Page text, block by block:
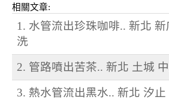
相關文章:
1. 水管流出珍珠咖啡.. 新北
洗
2. 管路噴出苦茶.. 新北 土城
3. 熱水管流出黑水.. 新北 汐